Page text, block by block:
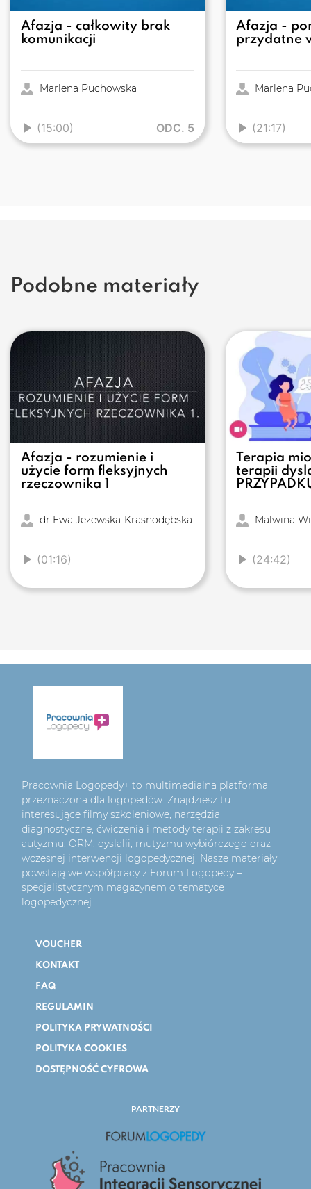
Afazja - całkowity brak
komunikacji
Marlena Puchowska
(15:00) ODC. 5
Afazja -
przydatne
Marlena
(21:17)
Podobne materiały
Afazja - rozumienie i
użycie form fleksyjnych
rzeczownika 1
dr Ewa Jeżewska-Krasnodębska
(01:16)
Terapia
terapii
Malwina
(24:42)
Pracownia Logopedy+ to multimedialna platforma
przeznaczona dla logopedów. Znajdziesz tu
interesujące filmy szkoleniowe, narzędzia
diagnostyczne, ćwiczenia i metody terapii z zakresu
autyzmu, ORM, dyslalii, mutyzmu wybiórczego oraz
wczesnej interwencji logopedycznej. Nasze materiały
powstają we współpracy z Forum Logopedy –
specjalistycznym magazynem o tematyce
logopedycznej.
VOUCHER
KONTAKT
FAQ
REGULAMIN
POLITYKA PRYWATNOŚCI
POLITYKA COOKIES
DOSTĘPNOŚĆ CYFROWA
PARTNERZY